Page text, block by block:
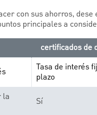
con sus ahorros,
principales a
certificados de
Tasa de interés
plazo
la
Sí